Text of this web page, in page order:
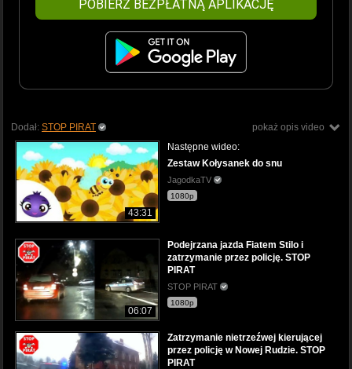
POBIERZ BEZPŁATNĄ APLIKACJĘ
pokaż opis video
Dodał: STOP PIRAT
43:31
Następne wideo:
Zestaw Kołysanek do snu
JagodkaTV
1080p
06:07
Podejrzana jazda Fiatem Stilo i
zatrzymanie przez policję. STOP
PIRAT
STOP PIRAT
1080p
Zatrzymanie nietrzeźwej kierującej
przez policję w Nowej Rudzie. STOP
PIRAT